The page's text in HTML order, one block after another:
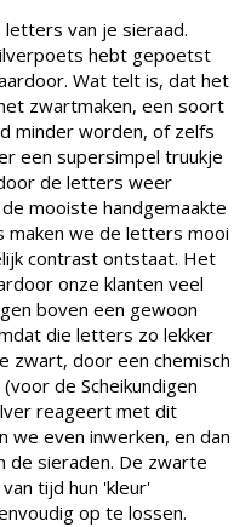
van je sieraad.
hebt gepoetst
Wat telt is, dat het
zwartmaken, een soort
minder worden, of zelfs
een supersimpel truukje
de letters weer
mooiste handgemaakte
maken we de letters mooi
contrast ontstaat. Het
onze klanten veel
boven een gewoon
die letters zo lekker
zwart, door een chemisch
de Scheikundigen
reageert met dit
we even inwerken, en dan
de sieraden. De zwarte
tijd hun 'kleur'
op te lossen.